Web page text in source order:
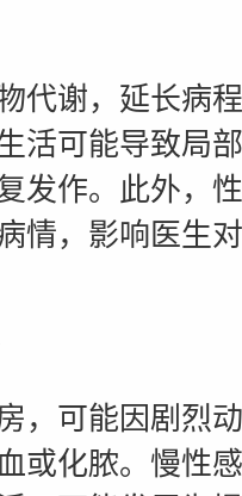
谢，延长病程
活可能导致局
发作。此外，
情，影响医生
可能因剧烈动
或化脓。慢性